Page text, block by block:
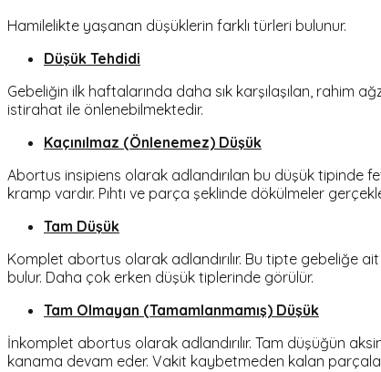
Hamilelikte yaşanan düşüklerin farklı türleri bulunur.
Düşük Tehdidi
Gebeliğin ilk haftalarında daha sık karşılaşılan, rahim
istirahat ile önlenebilmektedir.
Kaçınılmaz (Önlenemez) Düşük
Abortus insipiens olarak adlandırılan bu düşük tipinde
kramp vardır. Pıhtı ve parça şeklinde dökülmeler
Tam Düşük
Komplet abortus olarak adlandırılır. Bu tipte gebeliğe
bulur. Daha çok erken düşük tiplerinde görülür.
Tam Olmayan (Tamamlanmamış) Düşük
İnkomplet abortus olarak adlandırılır. Tam düşüğün
kanama devam eder. Vakit kaybetmeden kalan